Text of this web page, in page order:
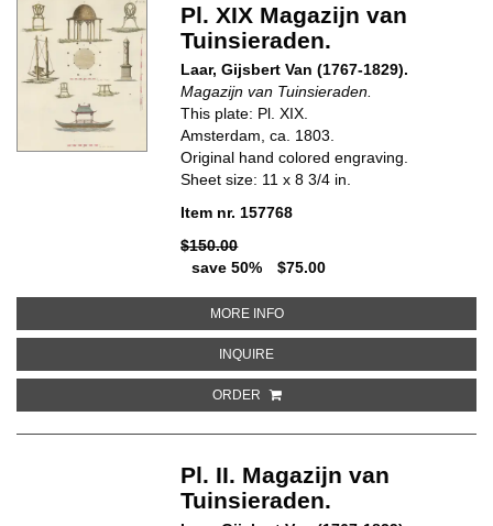
Pl. XIX Magazijn van
Tuinsieraden.
Laar, Gijsbert Van (1767-1829).
Magazijn van Tuinsieraden.
This plate: Pl. XIX.
Amsterdam, ca. 1803.
Original hand colored engraving.
Sheet size: 11 x 8 3/4 in.
Item nr. 157768
$150.00
save 50%
$75.00
MORE INFOABOUT PL. XIX MAGAZIJN VAN
INQUIREABOUT PL. XIX MAGAZIJN VAN
ORDER
Pl. II. Magazijn van
Tuinsieraden.